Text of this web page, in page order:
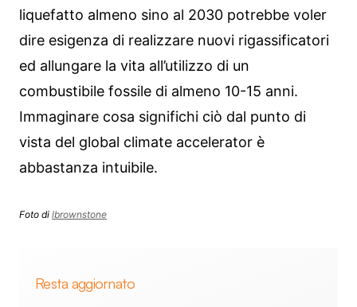
liquefatto almeno sino al 2030 potrebbe voler
dire esigenza di realizzare nuovi rigassificatori
ed allungare la vita all’utilizzo di un
combustibile fossile di almeno 10-15 anni.
Immaginare cosa significhi ciò dal punto di
vista del global climate accelerator è
abbastanza intuibile.
Foto di lbrownstone
Resta aggiornato